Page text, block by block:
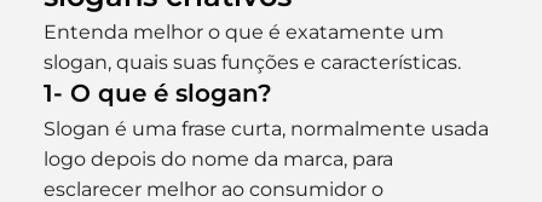
Entenda melhor o que é exatamente um
slogan, quais suas funções e características.
1- O que é slogan?
Slogan é uma frase curta, normalmente usada
logo depois do nome da marca, para
esclarecer melhor ao consumidor o